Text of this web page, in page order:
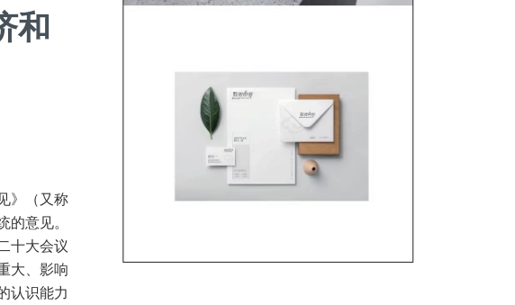
和
》（又称
意见。
十大会议
大、影响
认识能力